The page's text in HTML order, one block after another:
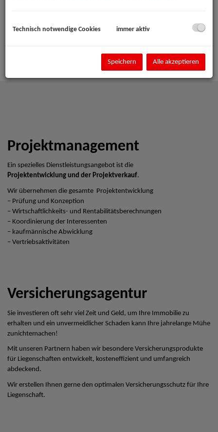
Projektmanagement
Ein spezielles Dienstleistungsangebot ist die
Projektentwicklung und der Projektverkauf.
Wir übernehmen die gesamte Projektentwicklung
– Prüfung und Konzeption
– Wirtschaftlichkeits- und Rentabilitätsberechnungen
– Koordinierung der Interessenten
– kaufmännische Abwicklung
– Vertriebsaktivitäten
Versicherungsagentur
Sie investieren oft sehr viel Zeit und Geld, um Ihre Immobilie zu
erhalten und ein unvermeidlicher Schaden kann Ihre jahrelange Mühe
zunichtemachen!
Mit unseren Partnern haben wir besondere Versicherungsprodukte
für Liegenschaften entwickelt, kosteneffizient und umfangreich
abdeckend.
Wir erstellen Ihnen gerne den optimalen Versicherungsschutz für Ihre
Liegenschaft.
Technisch notwendige Cookies immer aktiv
Speichern Alle akzeptieren